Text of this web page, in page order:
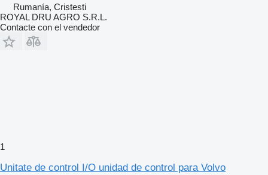
Rumanía, Cristesti
ROYAL DRU AGRO S.R.L.
Contacte con el vendedor
1
Unitate de control I/O unidad de control para Volvo